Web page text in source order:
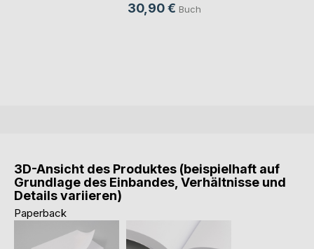
30,90 € Buch
3D-Ansicht des Produktes (beispielhaft auf
Grundlage des Einbandes, Verhältnisse und
Details variieren)
Paperback